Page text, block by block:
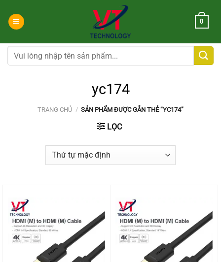
đến
dung
0
Tìm
kiếm:
yc174
TRANG CHỦ / SẢN PHẨM ĐƯỢC GẮN THẺ “YC174”
LỌC